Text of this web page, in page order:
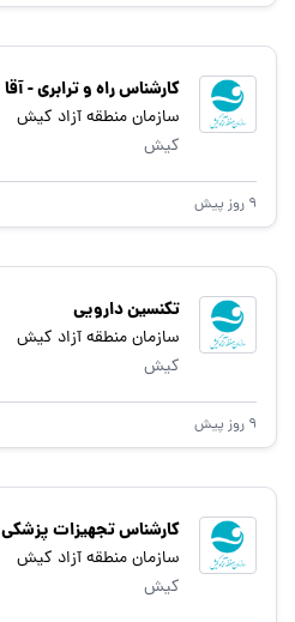
کارشناس راه و ترابری - آقا
سازمان منطقه آزاد کیش
کیش
9 روز پیش
تکنسین دارویی
سازمان منطقه آزاد کیش
کیش
9 روز پیش
کارشناس تجهیزات پزشکی
سازمان منطقه آزاد کیش
کیش